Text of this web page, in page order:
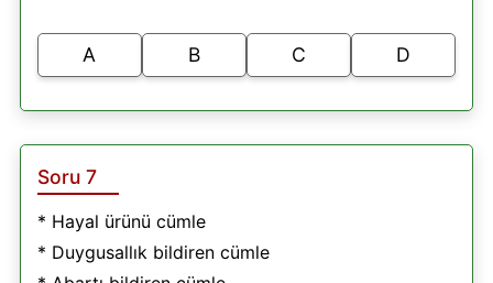
A B C D
Soru 7
* Hayal ürünü cümle
* Duygusallık bildiren cümle